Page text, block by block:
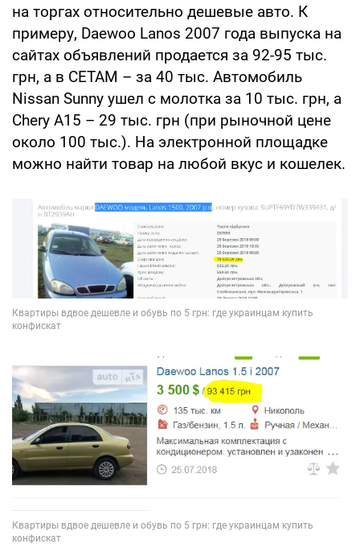
на торгах относительно дешевые авто. К
примеру, Daewoo Lanos 2007 года выпуска на
сайтах объявлений продается за 92-95 тыс.
грн, а в СЕТАМ – за 40 тыс. Автомобиль
Nissan Sunny ушел с молотка за 10 тыс. грн, а
Chery A15 – 29 тыс. грн (при рыночной цене
около 100 тыс.). На электронной площадке
можно найти товар на любой вкус и кошелек.